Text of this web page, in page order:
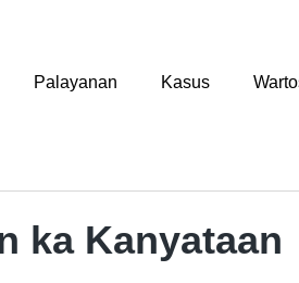
Palayanan Kasus
ka Kanyataan